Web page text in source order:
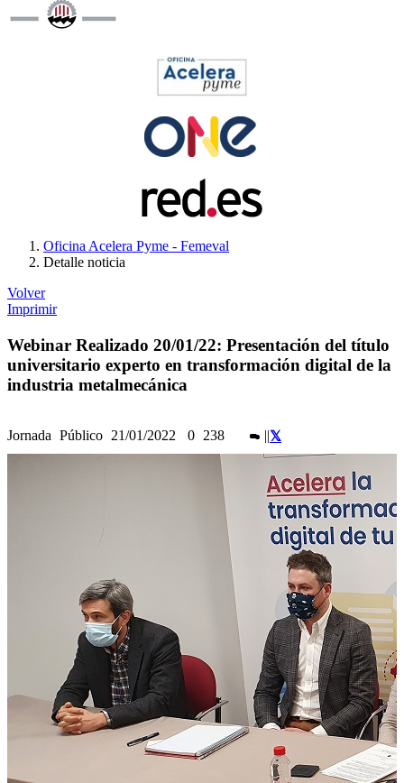
Oficina Acelera Pyme - Femeval
Detalle noticia
Volver
Imprimir
Webinar Realizado 20/01/22: Presentación del título
universitario experto en transformación digital de la
industria metalmecánica
Jornada Público 21/01/2022 0 238 ||